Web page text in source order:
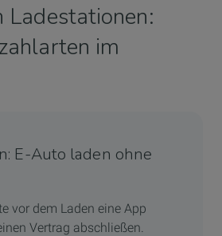
Ladestationen:
im
E-Auto laden ohne
vor dem Laden eine App
Vertrag abschließen.